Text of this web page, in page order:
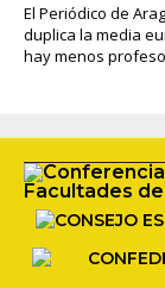
El Periódico de
duplica la media
hay menos